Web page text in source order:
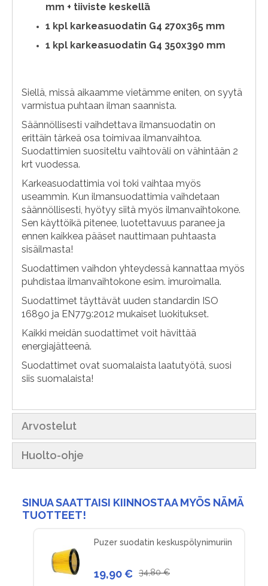
mm + tiiviste keskellä
1 kpl karkeasuodatin G4 270x365 mm
1 kpl karkeasuodatin G4 350x390 mm
Siellä, missä aikaamme vietämme eniten, on syytä
varmistua puhtaan ilman saannista.
Säännöllisesti vaihdettava ilmansuodatin on
erittäin tärkeä osa toimivaa ilmanvaihtoa.
Suodattimien suositeltu vaihtoväli on vähintään 2
krt vuodessa.
Karkeasuodattimia voi toki vaihtaa myös
useammin. Kun ilmansuodattimia vaihdetaan
säännöllisesti, hyötyy siitä myös ilmanvaihtokone.
Sen käyttöikä pitenee, luotettavuus paranee ja
ennen kaikkea pääset nauttimaan puhtaasta
sisäilmasta!
Suodattimen vaihdon yhteydessä kannattaa myös
puhdistaa ilmanvaihtokone esim. imuroimalla.
Suodattimet täyttävät uuden standardin ISO
16890 ja EN779:2012 mukaiset luokitukset.
Kaikki meidän suodattimet voit hävittää
energiajätteenä.
Suodattimet ovat suomalaista laatutyötä, suosi
siis suomalaista!
Arvostelut
Huolto-ohje
SINUA SAATTAISI KIINNOSTAA MYÖS NÄMÄ
TUOTTEET!
Puzer suodatin keskuspölynimuriin
19,90 € 34,80 €